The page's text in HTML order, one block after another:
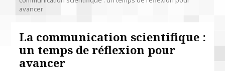
avancer
La communication scientifique :
un temps de réflexion pour
avancer